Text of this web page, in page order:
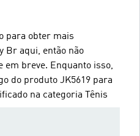
para obter mais
Br aqui, então não
em breve. Enquanto isso,
do produto JK5619 para
na categoria Tênis